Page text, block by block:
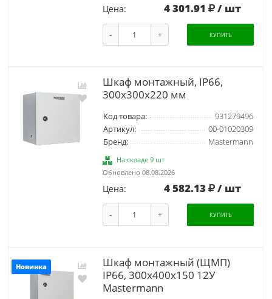
Цена: 4 301.91 / шт
- + КУПИТЬ
Шкаф монтажный, IP66,
300x300x220 мм
Код товара:
931279496
Артикул:
00-01020309
Бренд:
Mastermann
На складе 9 шт
Обновлено 08.08.2026
Цена: 4 582.13 / шт
- + КУПИТЬ
Новинка
Шкаф монтажный (ЩМП)
IP66, 300x400x150 12У
Mastermann